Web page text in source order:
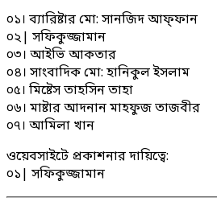
০১। ব্যারিষ্টার মো: সানজিদ আফ্ফান
০২| সফিকুজ্জামান
০৩। আইভি আকতার
০৪। সাংবাদিক মো: হানিকুল ইসলাম
০৫। মিষ্টেস তাহসিন তাহা
০৬। মাষ্টার আদনান মাহফুজ তাজবীর
০৭। আমিলা খান
ওয়েবসাইটে প্রকাশনার দায়িত্বে:
০১| সফিকুজ্জামান